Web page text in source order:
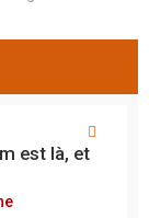
est là, et